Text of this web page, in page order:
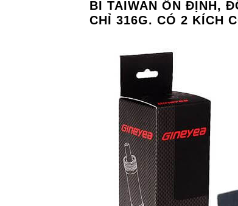
BI TAIWAN ỔN ĐỊNH,
CHỈ 316G. CÓ 2 KÍCH